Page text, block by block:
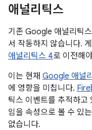
애널리틱스
기존 Google 애널리틱
서 작동하지 않습니다.
애널리틱스 4로 이전해
이는 현재 Google 애널
에 영향을 미칩니다.
틱스 이벤트를 추적하고
임을 속성으로 볼 수 있
없습니다.